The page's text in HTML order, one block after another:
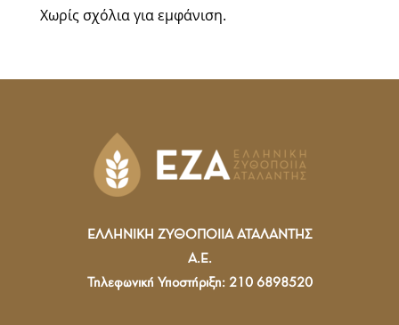
Χωρίς σχόλια για εμφάνιση.
ΕΛΛΗΝΙΚΗ ΖΥΘΟΠΟΙΙΑ ΑΤΑΛΑΝΤΗΣ
Α.Ε.
Τηλεφωνική Υποστήριξη: 210 6898520